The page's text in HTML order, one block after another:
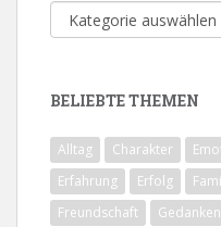
Alle
Themen
BELIEBTE THEMEN
Alltag Charakter
Erfahrung
Erfolg
Freundschaft
Gedanken